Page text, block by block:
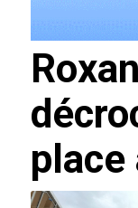
Roxane Otz
place